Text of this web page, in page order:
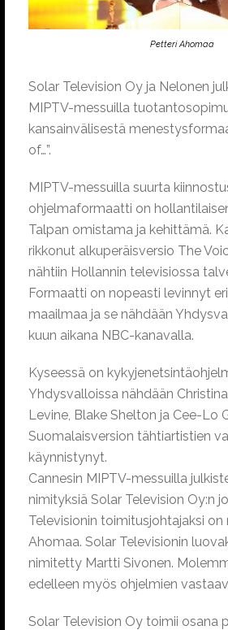
Petteri Ahomaa
Solar Television Oy ja Nelonen
MIPTV-messuilla
kansainvälisestä
of…”.
MIPTV-messuilla suurta
ohjelmaformaatti on
Talpan omistama ja kehittämä.
rikkonut alkuperäisversio The
nähtiin Hollannin televisiossa
Formaatti on nopeasti levinnyt
maailmaa ja se nähdään
kuun aikana NBC-kanavalla.
Kyseessä on
Yhdysvalloissa nähdään
Levine, Blake Shelton ja Cee-Lo
Suomalaisversion tähtiartistien
käynnistynyt.
Cannesin MIPTV-messuilla
nimityksiä Solar Television Oy:n
Televisionin toimitusjohtajaksi
Ahomaa. Solar Televisionin
nimitetty Martti Sivonen.
edelleen myös ohjelmien
Solar Television Oy toimii osana